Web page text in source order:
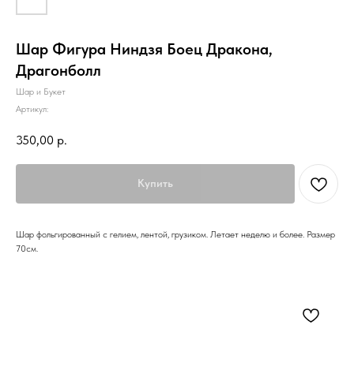
Шар Фигура Ниндзя Боец Дракона,
Драгонболл
Шар и Букет
Артикул:
350,00 р.
Купить
Шар фольгированный с гелием, лентой, грузиком. Летает неделю и более. Размер
70см.